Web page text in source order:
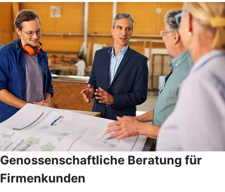
Genossenschaftliche Beratung für
Firmenkunden